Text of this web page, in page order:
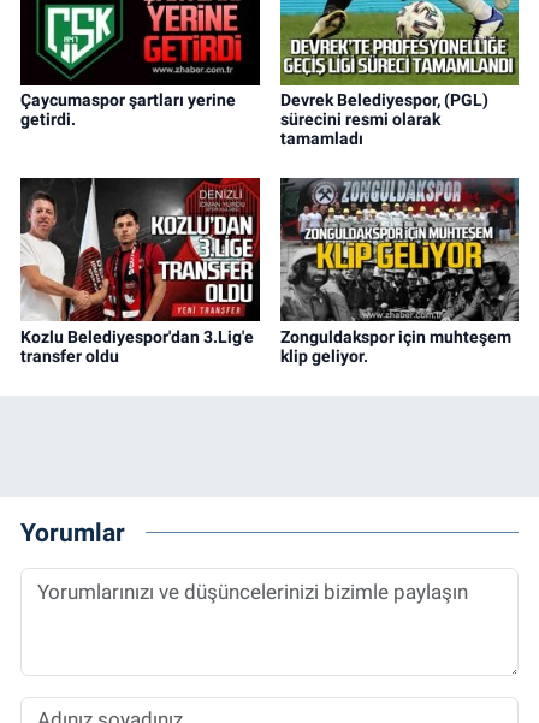
Çaycumaspor şartları yerine
getirdi.
Devrek Belediyespor, (PGL)
sürecini resmi olarak
tamamladı
Kozlu Belediyespor'dan 3.Lig'e
transfer oldu
Zonguldakspor için muhteşem
klip geliyor.
Yorumlar